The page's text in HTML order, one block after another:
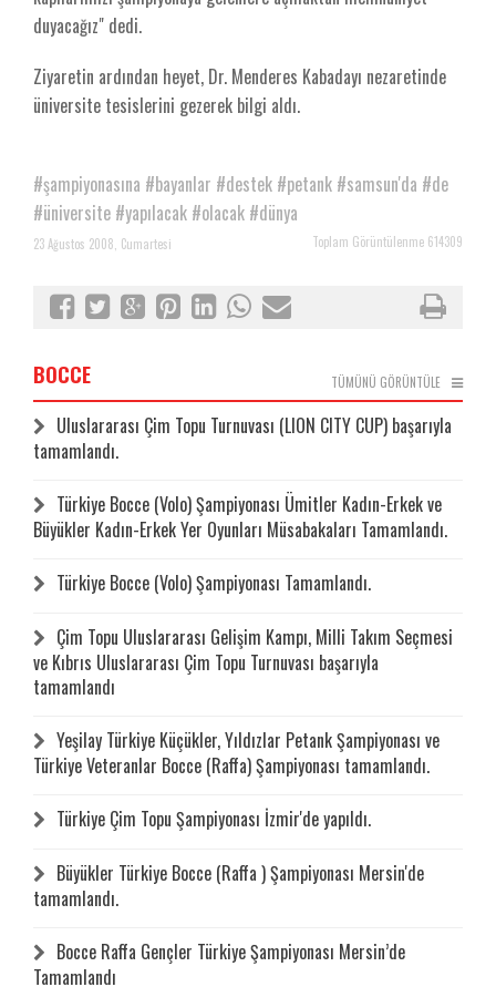
duyacağız" dedi.
Ziyaretin ardından heyet, Dr. Menderes Kabadayı nezaretinde
üniversite tesislerini gezerek bilgi aldı.
#şampiyonasına #bayanlar #destek #petank #samsun'da #de
#üniversite #yapılacak #olacak #dünya
Toplam Görüntülenme 614309
23 Ağustos 2008, Cumartesi
TÜMÜNÜ GÖRÜNTÜLE
BOCCE
Uluslararası Çim Topu Turnuvası (LION CITY CUP) başarıyla
tamamlandı.
Türkiye Bocce (Volo) Şampiyonası Ümitler Kadın-Erkek ve
Büyükler Kadın-Erkek Yer Oyunları Müsabakaları Tamamlandı.
Türkiye Bocce (Volo) Şampiyonası Tamamlandı.
Çim Topu Uluslararası Gelişim Kampı, Milli Takım Seçmesi
ve Kıbrıs Uluslararası Çim Topu Turnuvası başarıyla
tamamlandı
Yeşilay Türkiye Küçükler, Yıldızlar Petank Şampiyonası ve
Türkiye Veteranlar Bocce (Raffa) Şampiyonası tamamlandı.
Türkiye Çim Topu Şampiyonası İzmir'de yapıldı.
Büyükler Türkiye Bocce (Raffa ) Şampiyonası Mersin'de
tamamlandı.
Bocce Raffa Gençler Türkiye Şampiyonası Mersin’de
Tamamlandı